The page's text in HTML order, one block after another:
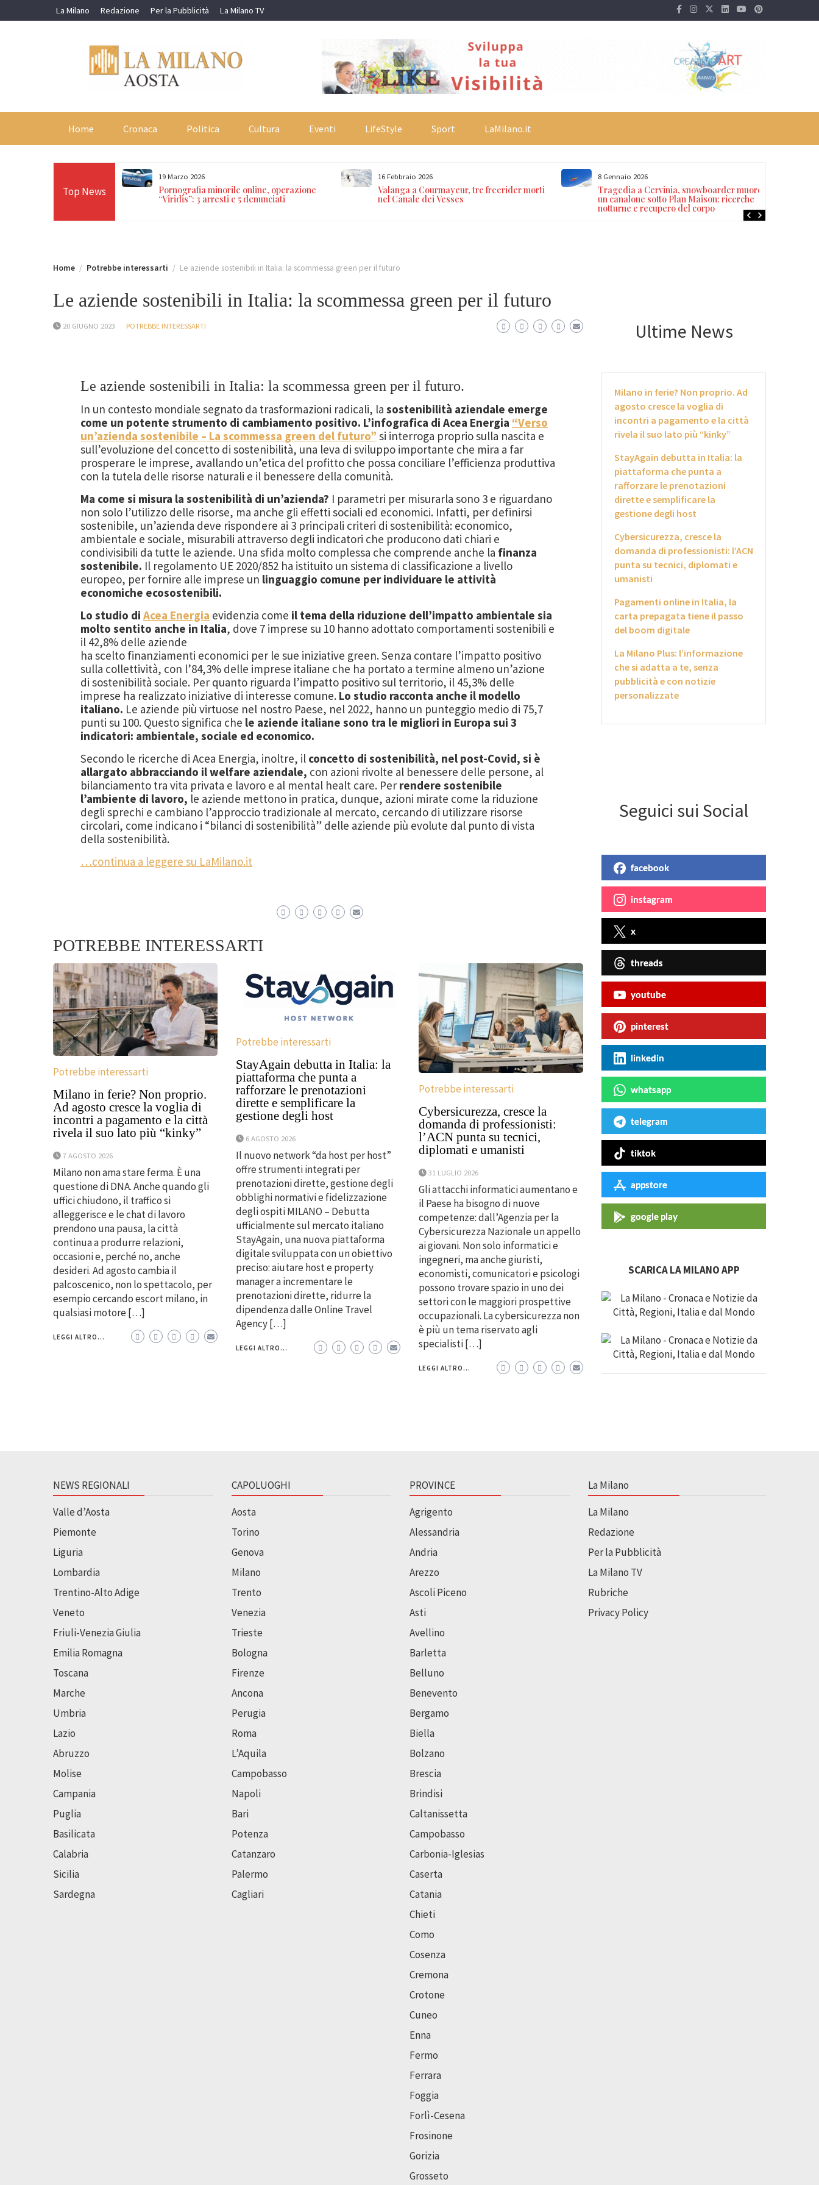
to
La Milano Redazione Per la Pubblicità La Milano TV
Home Cronaca Politica Cultura Eventi LifeStyle Sport LaMilano.it
Top News
in 24 ore sulle Alpi:
Paradiso, Cervino e
19 Marzo 2026
Pornografia minorile online, operazione
“Viridis”: 3 arresti e 5 denunciati
16 Febbraio 2026
Valanga a Courmayeur, tre freerider morti
nel Canale dei Vesses
8 Gennaio 2026
Tragedia a Cervinia, snowboarder muore in
un canalone sotto Plan Maison: ricerche
notturne e recupero del corpo
Home Potrebbe interessarti Le aziende sostenibili in Italia: la scommessa green per il futuro
Le aziende sostenibili in Italia: la scommessa green per il futuro
20 GIUGNO 2023 POTREBBE INTERESSARTI
Le aziende sostenibili in Italia: la scommessa green per il futuro.
In un contesto mondiale segnato da trasformazioni radicali, la sostenibilità aziendale emerge
come un potente strumento di cambiamento positivo. L’infografica di Acea Energia “Verso
un’azienda sostenibile – La scommessa green del futuro” si interroga proprio sulla nascita e
sull’evoluzione del concetto di sostenibilità, una leva di sviluppo importante che mira a far
prosperare le imprese, avallando un’etica del profitto che possa conciliare l’efficienza produttiva
con la tutela delle risorse naturali e il benessere della comunità.
Ma come si misura la sostenibilità di un’azienda? I parametri per misurarla sono 3 e riguardano
non solo l’utilizzo delle risorse, ma anche gli effetti sociali ed economici. Infatti, per definirsi
sostenibile, un’azienda deve rispondere ai 3 principali criteri di sostenibilità: economico,
ambientale e sociale, misurabili attraverso degli indicatori che producono dati chiari e
condivisibili da tutte le aziende. Una sfida molto complessa che comprende anche la finanza
sostenibile. Il regolamento UE 2020/852 ha istituito un sistema di classificazione a livello
europeo, per fornire alle imprese un linguaggio comune per individuare le attività
economiche ecosostenibili.
Lo studio di Acea Energia evidenzia come il tema della riduzione dell’impatto ambientale sia
molto sentito anche in Italia, dove 7 imprese su 10 hanno adottato comportamenti sostenibili e
il 42,8% delle aziende
ha scelto finanziamenti economici per le sue iniziative green. Senza contare l’impatto positivo
sulla collettività, con l’84,3% delle imprese italiane che ha portato a termine almeno un’azione
di sostenibilità sociale. Per quanto riguarda l’impatto positivo sul territorio, il 45,3% delle
imprese ha realizzato iniziative di interesse comune. Lo studio racconta anche il modello
italiano. Le aziende più virtuose nel nostro Paese, nel 2022, hanno un punteggio medio di 75,7
punti su 100. Questo significa che le aziende italiane sono tra le migliori in Europa sui 3
indicatori: ambientale, sociale ed economico.
Secondo le ricerche di Acea Energia, inoltre, il concetto di sostenibilità, nel post-Covid, si è
allargato abbracciando il welfare aziendale, con azioni rivolte al benessere delle persone, al
bilanciamento tra vita privata e lavoro e al mental healt care. Per rendere sostenibile
l’ambiente di lavoro, le aziende mettono in pratica, dunque, azioni mirate come la riduzione
degli sprechi e cambiano l’approccio tradizionale al mercato, cercando di utilizzare risorse
circolari, come indicano i “bilanci di sostenibilità” delle aziende più evolute dal punto di vista
della sostenibilità.
…continua a leggere su LaMilano.it
POTREBBE INTERESSARTI
Potrebbe interessarti
Milano in ferie? Non proprio.
Ad agosto cresce la voglia di
incontri a pagamento e la città
rivela il suo lato più “kinky”
7 AGOSTO 2026
Milano non ama stare ferma. È una
questione di DNA. Anche quando gli
uffici chiudono, il traffico si
alleggerisce e le chat di lavoro
prendono una pausa, la città
continua a produrre relazioni,
occasioni e, perché no, anche
desideri. Ad agosto cambia il
palcoscenico, non lo spettacolo, per
esempio cercando escort milano, in
qualsiasi motore […]
LEGGI ALTRO...
Potrebbe interessarti
StayAgain debutta in Italia: la
piattaforma che punta a
rafforzare le prenotazioni
dirette e semplificare la
gestione degli host
6 AGOSTO 2026
Il nuovo network “da host per host”
offre strumenti integrati per
prenotazioni dirette, gestione degli
obblighi normativi e fidelizzazione
degli ospiti MILANO – Debutta
ufficialmente sul mercato italiano
StayAgain, una nuova piattaforma
digitale sviluppata con un obiettivo
preciso: aiutare host e property
manager a incrementare le
prenotazioni dirette, ridurre la
dipendenza dalle Online Travel
Agency […]
LEGGI ALTRO...
Potrebbe interessarti
Cybersicurezza, cresce la
domanda di professionisti:
l’ACN punta su tecnici,
diplomati e umanisti
31 LUGLIO 2026
Gli attacchi informatici aumentano e
il Paese ha bisogno di nuove
competenze: dall’Agenzia per la
Cybersicurezza Nazionale un appello
ai giovani. Non solo informatici e
ingegneri, ma anche giuristi,
economisti, comunicatori e psicologi
possono trovare spazio in uno dei
settori con le maggiori prospettive
occupazionali. La cybersicurezza non
è più un tema riservato agli
specialisti […]
LEGGI ALTRO...
Ultime News
Milano in ferie? Non proprio. Ad
agosto cresce la voglia di
incontri a pagamento e la città
rivela il suo lato più “kinky”
StayAgain debutta in Italia: la
piattaforma che punta a
rafforzare le prenotazioni
dirette e semplificare la
gestione degli host
Cybersicurezza, cresce la
domanda di professionisti: l’ACN
punta su tecnici, diplomati e
umanisti
Pagamenti online in Italia, la
carta prepagata tiene il passo
del boom digitale
La Milano Plus: l’informazione
che si adatta a te, senza
pubblicità e con notizie
personalizzate
Seguici sui Social
facebook
instagram
x
threads
youtube
pinterest
linkedin
whatsapp
telegram
tiktok
appstore
google play
SCARICA LA MILANO APP
NEWS REGIONALI
Valle d’Aosta
Piemonte
Liguria
Lombardia
Trentino-Alto Adige
Veneto
Friuli-Venezia Giulia
Emilia Romagna
Toscana
Marche
Umbria
Lazio
Abruzzo
Molise
Campania
Puglia
Basilicata
Calabria
Sicilia
Sardegna
CAPOLUOGHI
Aosta
Torino
Genova
Milano
Trento
Venezia
Trieste
Bologna
Firenze
Ancona
Perugia
Roma
L’Aquila
Campobasso
Napoli
Bari
Potenza
Catanzaro
Palermo
Cagliari
PROVINCE
Agrigento
Alessandria
Andria
Arezzo
Ascoli Piceno
Asti
Avellino
Barletta
Belluno
Benevento
Bergamo
Biella
Bolzano
Brescia
Brindisi
Caltanissetta
Campobasso
Carbonia-Iglesias
Caserta
Catania
Chieti
Como
Cosenza
Cremona
Crotone
Cuneo
Enna
Fermo
Ferrara
Foggia
Forlì-Cesena
Frosinone
Gorizia
Grosseto
La Milano
La Milano
Redazione
Per la Pubblicità
La Milano TV
Rubriche
Privacy Policy